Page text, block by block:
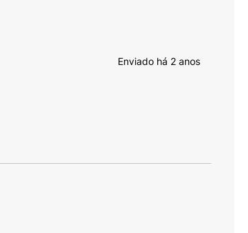
Enviado há 2 anos